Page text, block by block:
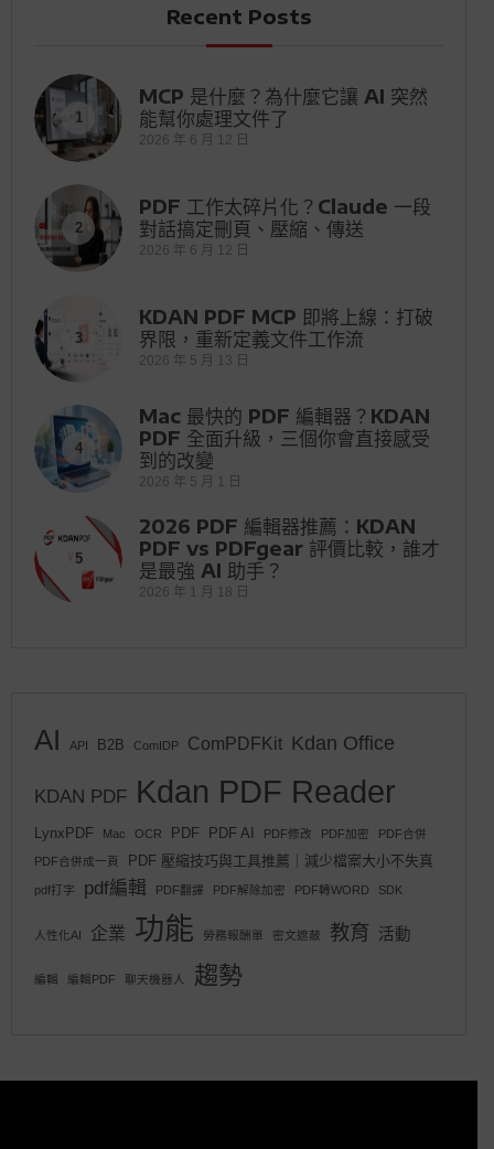
Recent Posts
1
MCP 是什麼？為什麼它讓 AI 突然
能幫你處理文件了
2026 年 6 月 12 日
2
PDF 工作太碎片化？Claude 一段
對話搞定刪頁、壓縮、傳送
2026 年 6 月 12 日
3
KDAN PDF MCP 即將上線：打破
界限，重新定義文件工作流
2026 年 5 月 13 日
4
Mac 最快的 PDF 編輯器？KDAN
PDF 全面升級，三個你會直接感受
到的改變
2026 年 5 月 1 日
5
2026 PDF 編輯器推薦：KDAN
PDF vs PDFgear 評價比較，誰才
是最強 AI 助手？
2026 年 1 月 18 日
AI API B2B ComIDP ComPDFKit Kdan Office
KDAN PDF Kdan PDF Reader
LynxPDF Mac OCR PDF PDF AI PDF修改 PDF加密 PDF合併
PDF合併成一頁 PDF 壓縮技巧與工具推薦｜減少檔案大小不失真
pdf打字 pdf編輯 PDF翻譯 PDF解除加密 PDF轉WORD SDK
人性化AI 企業 功能 勞務報酬單 密文遮蔽 教育 活動
編輯 編輯PDF 聊天機器人 趨勢